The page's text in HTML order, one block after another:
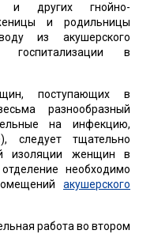
и других гнойно-
и родильницы
из акушерского
госпитализации в
поступающих в
разнообразный
на инфекцию,
тщательно
изоляции женщин в
необходимо
акушерского
работа во втором